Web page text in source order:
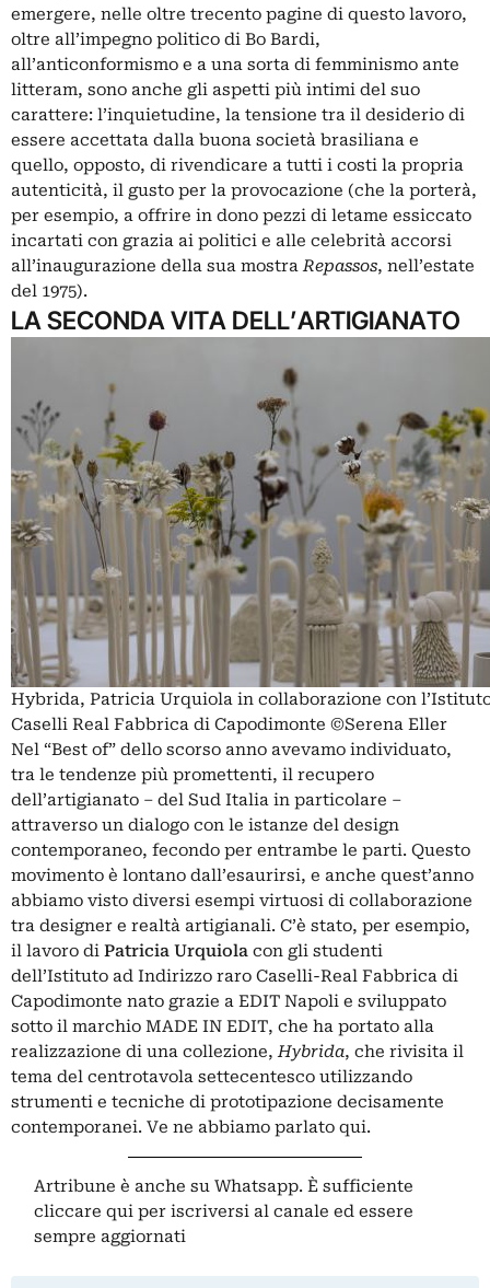
emergere, nelle oltre trecento pagine di questo lavoro,
oltre all’impegno politico di Bo Bardi,
all’anticonformismo e a una sorta di femminismo ante
litteram, sono anche gli aspetti più intimi del suo
carattere: l’inquietudine, la tensione tra il desiderio di
essere accettata dalla buona società brasiliana e
quello, opposto, di rivendicare a tutti i costi la propria
autenticità, il gusto per la provocazione (che la porterà,
per esempio, a offrire in dono pezzi di letame essiccato
incartati con grazia ai politici e alle celebrità accorsi
all’inaugurazione della sua mostraRepassos, nell’estate
del 1975).
LA SECONDA VITA DELL’ARTIGIANATO
Hybrida, Patricia Urquiola in collaborazione con
Caselli Real Fabbrica di Capodimonte ©Serena Eller
Nel “Best of” dello scorso anno avevamo individuato,
tra le tendenze più promettenti, il recupero
dell’artigianato – del Sud Italia in particolare –
attraverso un dialogo con le istanze del design
contemporaneo, fecondo per entrambe le parti. Questo
movimento è lontano dall’esaurirsi, e anche quest’anno
abbiamo visto diversi esempi virtuosi di collaborazione
tra designer e realtà artigianali. C’è stato, per esempio,
il lavoro di Patricia Urquiola con gli studenti
dell’Istituto ad Indirizzo raro Caselli-Real Fabbrica di
Capodimonte nato grazie a EDIT Napoli e sviluppato
sotto il marchio MADE IN EDIT, che ha portato alla
realizzazione di una collezione,Hybrida, che rivisita il
tema del centrotavola settecentesco utilizzando
strumenti e tecniche di prototipazione decisamente
contemporanei. Ve ne abbiamo parlato qui.
Artribune è anche su Whatsapp. È sufficiente
cliccare qui per iscriversi al canale ed essere
sempre aggiornati